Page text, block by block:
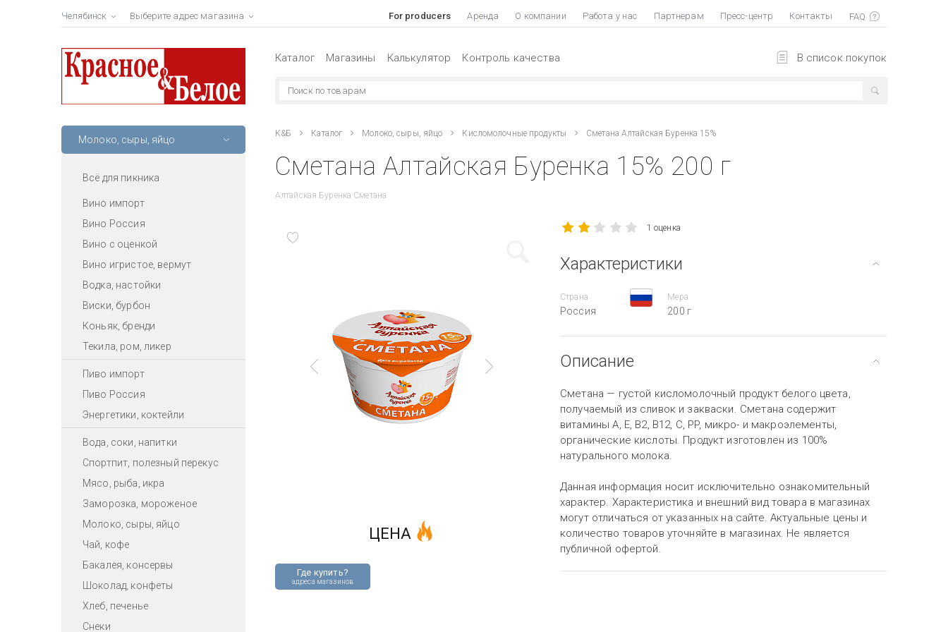
Челябинск Выберите адрес магазина For producers Аренда О компании Работа у нас Партнерам Пресс-центр Контакты
В список покупок
Каталог Магазины Калькулятор Контроль качества
Молоко, сыры, яйцо
Всё для пикника
Вино импорт
Вино Россия
Вино с оценкой
Вино игристое, вермут
Водка, настойки
Виски, бурбон
Коньяк, бренди
Текила, ром, ликер
Пиво импорт
Пиво Россия
Энергетики, коктейли
Вода, соки, напитки
Спортпит, полезный перекус
Мясо, рыба, икра
Заморозка, мороженое
Молоко, сыры, яйцо
Чай, кофе
Бакалея, консервы
Шоколад, конфеты
Хлеб, печенье
Снеки
К&Б Каталог Молоко, сыры, яйцо Кисломолочные продукты Сметана Алтайская Буренка 15%
Сметана Алтайская Буренка 15% 200 г
Алтайская Буренка Сметана
Где купить?
адреса магазинов
ЦЕНА
1 оценка
Характеристики
Страна
Россия
Мера
200 г
Описание
Сметана — густой кисломолочный продукт белого цвета,
получаемый из сливок и закваски. Сметана содержит
витамины A, E, B2, B12, C, PP, микро- и макроэлементы,
органические кислоты. Продукт изготовлен из 100%
натурального молока.
Данная информация носит исключительно ознакомительный
характер. Характеристика и внешний вид товара в магазинах
могут отличаться от указанных на сайте. Актуальные цены и
количество товаров уточняйте в магазинах. Не является
публичной офертой.